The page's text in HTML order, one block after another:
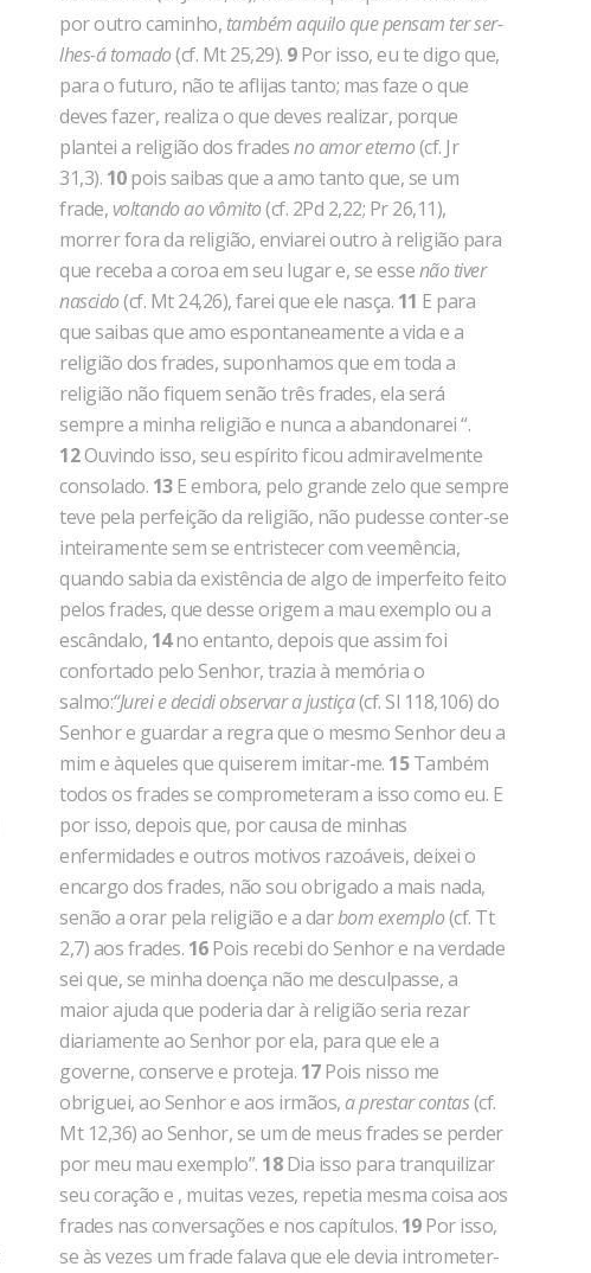
por outro caminho, também aquilo que pensam ter ser-
lhes-á tomado(cf. Mt 25,29). 9Por isso, eu te digo que,
para o futuro, não te aflijas tan­to; mas faze o que
deves fazer, realiza o que deves realizar, por­que
plantei a religião dos fradesno amor eterno(cf. Jr
31,3). 10pois saibas que a amo tanto que, se um
frade, voltando ao vômito(cf. 2Pd 2,22; Pr 26,11),
morrer fora da religião, enviarei outro à religião para
que receba a coroa em seu lugar e, se essenão tiver
nascido(cf. Mt 24,26), farei que ele nasça. 11 E para
que saibas que amo espontaneamente a vida e a
religião dos frades, suponha­mos que em toda a
religião não fiquem senão três frades, ela será
sempre a minha religião e nunca a abandonarei “.
12Ouvindo isso, seu espírito ficou admiravelmente
consolado. 13E embora, pelo grande zelo que sempre
teve pela perfeição da religião, não pudesse conter-se
inteiramente sem se entriste­cer com veemência,
quando sabia da existência de algo de imperfeito feito
pelos frades, que desse origem a mau exemplo ou a
es­cândalo, 14no entanto, depois que assim foi
confortado pelo Se­nhor, trazia à memória o
salmo:“Jurei e decidi observar a justiça(cf. Sl 118,106) do
Senhor e guardar a regra que o mesmo Se­nhor deu a
mim e àqueles que quiserem imitar-me. 15Também
to­dos os frades se comprometeram a isso como eu. E
por isso, de­pois que, por causa de minhas
enfermidades e outros motivos ra­zoáveis, deixei o
encargo dos frades, não sou obrigado a mais nada,
senão a orar pela religião e a darbom exemplo(cf. Tt
2,7) aos frades. 16Pois recebi do Senhor e na verdade
sei que, se minha doença não me desculpasse, a
maior ajuda que poderia dar à religião seria rezar
diariamente ao Senhor por ela, para que ele a
governe, conserve e proteja. 17Pois nisso me
obriguei, ao Senhor e aos irmãos, a prestar contas(cf.
Mt 12,36) ao Senhor, se um de meus frades se perder
por meu mau exemplo”. 18Dia isso para tranquilizar
seu cora­ção e , muitas vezes, repetia mesma coisa aos
frades nas conversações e nos capítulos. 19Por isso,
se às vezes um frade falava que ele devia introme­ter-